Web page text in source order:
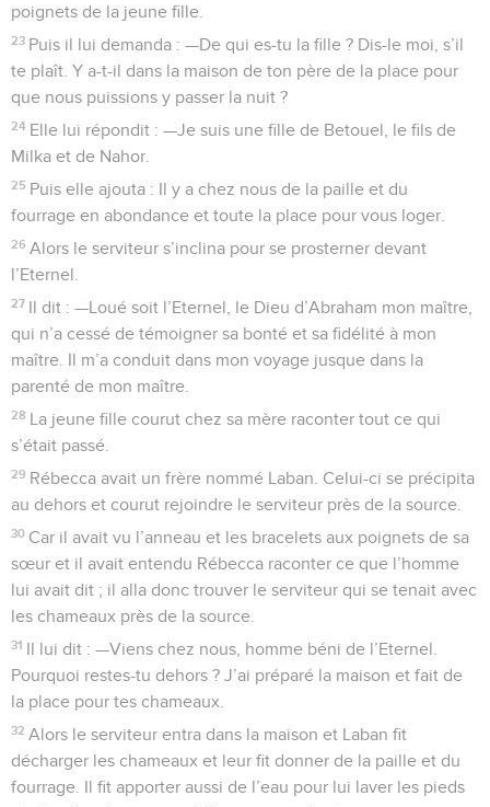
poignets de la jeune fille.
23 Puis il lui demanda : —De qui es-tu la fille ? Dis-le moi, s’il
te plaît. Y a-t-il dans la maison de ton père de la place pour
que nous puissions y passer la nuit ?
24 Elle lui répondit : —Je suis une fille de Betouel, le fils de
Milka et de Nahor.
25 Puis elle ajouta : Il y a chez nous de la paille et du
fourrage en abondance et toute la place pour vous loger.
26 Alors le serviteur s’inclina pour se prosterner devant
l’Eternel.
27 Il dit : —Loué soit l’Eternel, le Dieu d’Abraham mon maître,
qui n’a cessé de témoigner sa bonté et sa fidélité à mon
maître. Il m’a conduit dans mon voyage jusque dans la
parenté de mon maître.
28 La jeune fille courut chez sa mère raconter tout ce qui
s’était passé.
29 Rébecca avait un frère nommé Laban. Celui-ci se précipita
au dehors et courut rejoindre le serviteur près de la source.
30 Car il avait vu l’anneau et les bracelets aux poignets de sa
sœur et il avait entendu Rébecca raconter ce que l’homme
lui avait dit ; il alla donc trouver le serviteur qui se tenait avec
les chameaux près de la source.
31 Il lui dit : —Viens chez nous, homme béni de l’Eternel.
Pourquoi restes-tu dehors ? J’ai préparé la maison et fait de
la place pour tes chameaux.
32 Alors le serviteur entra dans la maison et Laban fit
décharger les chameaux et leur fit donner de la paille et du
fourrage. Il fit apporter aussi de l’eau pour lui laver les pieds